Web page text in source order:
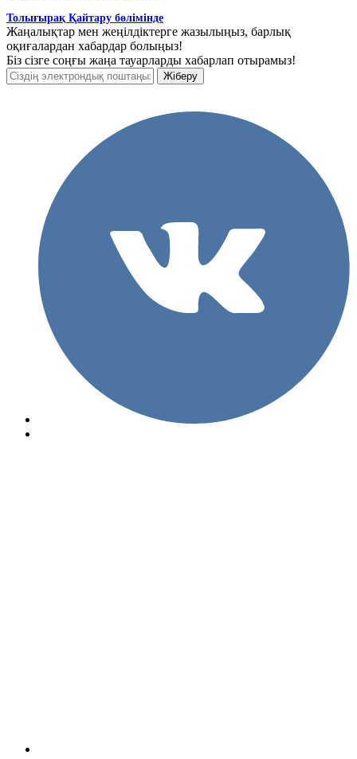
Толығырақ Қайтару бөлімінде
Жаңалықтар мен жеңілдіктерге жазылыңыз, барлық
оқиғалардан хабардар болыңыз!
Біз сізге соңғы жаңа тауарларды хабарлап отырамыз!